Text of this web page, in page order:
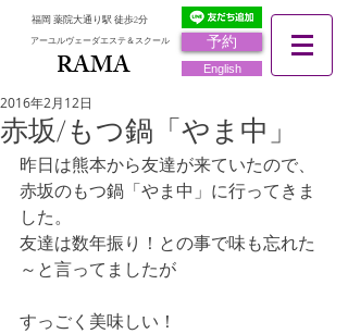
予約
福岡 薬院大通り駅 徒歩2分
アーユルヴェーダエステ＆スクール
RAMA English
赤坂/もつ鍋「やま中」
2016年2月12日
昨日は熊本から友達が来ていたので、
赤坂のもつ鍋「やま中」に行ってきま
した。
友達は数年振り！との事で味も忘れた
～と言ってましたが
すっごく美味しい！